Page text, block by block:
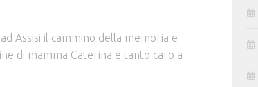
Assisi il cammino della memoria e
di mamma Caterina e tanto caro a